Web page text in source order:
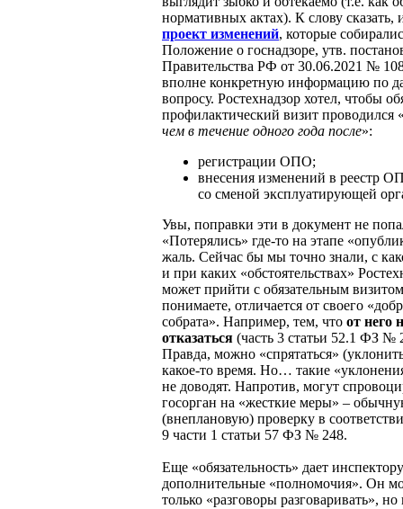
нормативных актах). К слову сказать,
проект изменений, которые
Положение о госнадзоре, утв.
Правительства РФ от 30.06.2021 №
вполне конкретную информацию по
вопросу. Ростехнадзор хотел, чтобы
профилактический визит проводился
чем в течение одного года после»:
регистрации ОПО;
внесения изменений в реестр
со сменой эксплуатирующей
Увы, поправки эти в документ не
«Потерялись» где-то на этапе
жаль. Сейчас бы мы точно знали, с
и при каких «обстоятельствах»
может прийти с обязательным
понимаете, отличается от своего
собрата». Например, тем, что от него
отказаться (часть 3 статьи 52.1 ФЗ №
Правда, можно «спрятаться»
какое-то время. Но… такие
не доводят. Напротив, могут
госорган на «жесткие меры» –
(внеплановую) проверку в
9 части 1 статьи 57 ФЗ № 248.
Еще «обязательность» дает инспектору
дополнительные «полномочия». Он
только «разговоры разговаривать», но